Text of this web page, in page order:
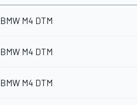
BMW M4 DTM
BMW M4 DTM
BMW M4 DTM